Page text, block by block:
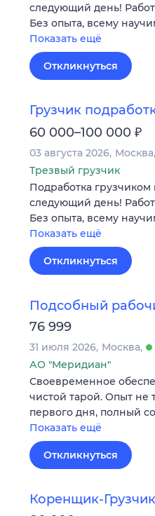
следующий день!
Без опыта, всему
Показать ещё
Откликнуться
Грузчик
60 000–100 000 ₽
03 августа 2026 Москва
Трезвый грузчик
Подработка грузчиком
следующий день!
Без опыта, всему
Показать ещё
Откликнуться
Подсобный
76 999
31 июля 2026 Москва
АО "Меридиан"
Своевременное
чистой тарой. Опыт
первого дня, полный
Показать ещё
Откликнуться
Коренщик-